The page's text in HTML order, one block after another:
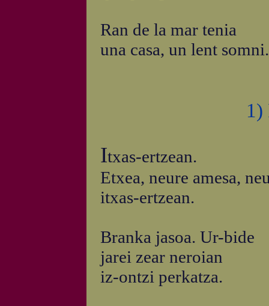
Ran de la mar tenia
una casa, un lent somni.
1)
Itxas-ertzean.
Etxea, neure amesa,
itxas-ertzean.
Branka jasoa. Ur-bide
jarei zear neroian
iz-ontzi perkatza.